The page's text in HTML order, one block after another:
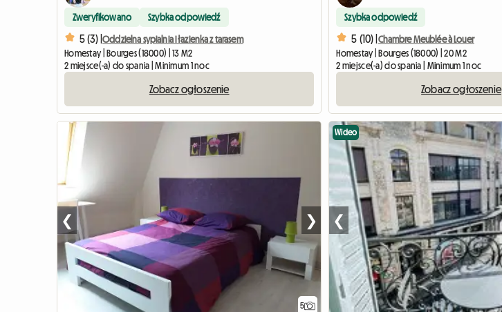
Zweryfikowano Szybka odpowiedź
5 (3) |Oddzielna sypialnia i łazienka z tarasem
Homestay | Bourges (18000) | 13 M2
2 miejsce(-a) do spania | Minimum 1 noc
Zobacz ogłoszenie
Szybka odpowiedź
5 (10) | Chambre Meublée à Louer
Homestay | Bourges (18000) | 20 M2
2 miejsce(-a) do spania | Minimum 1 noc
Zobacz ogłoszenie
5
❮ ❯
Wideo
❮